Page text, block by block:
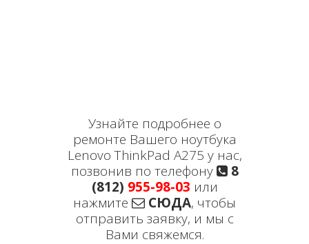
Узнайте подробнее о
ремонте Вашего ноутбука
Lenovo ThinkPad A275 у нас,
позвонив по телефону
8
(812) 955-98-03 или
нажмите
СЮДА, чтобы
отправить заявку, и мы с
Вами свяжемся.